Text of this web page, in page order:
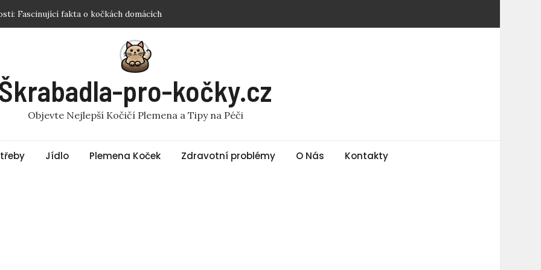
pro kočku: Jak vybrat tu správnou?
pro kočky? Odpověď vás překvapí!
Sphynx? Nejlepší Tipy a Produkty
Fascinující fakta o kočkách domácíchpro-kočky.cz
Objevte Nejlepší Kočičí Plemena a Tipy na Péči
Jídlo Plemena Koček Zdravotní problémy O Nás Kontakty